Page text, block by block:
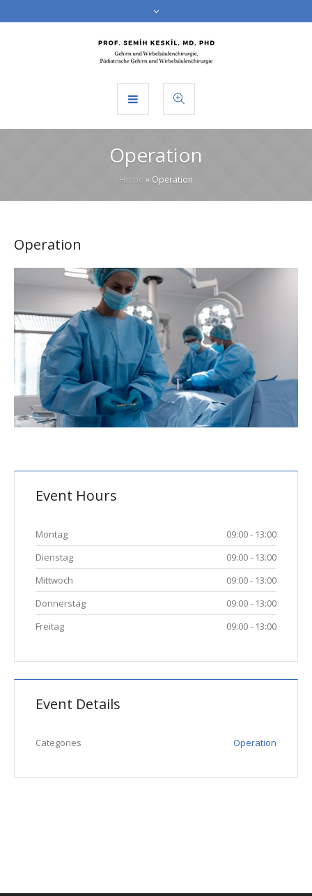
Operation
Home » Operation
Operation
Event Hours
Montag
09:00 - 13:00
Dienstag
09:00 - 13:00
Mittwoch
09:00 - 13:00
Donnerstag
09:00 - 13:00
Freitag
09:00 - 13:00
Event Details
Categories Operation